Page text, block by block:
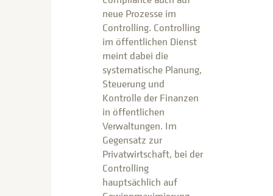
neue Prozesse im
Controlling. Controlling
im öffentlichen Dienst
meint dabei die
systematische Planung,
Steuerung und
Kontrolle der Finanzen
in öffentlichen
Verwaltungen. Im
Gegensatz zur
Privatwirtschaft, bei der
Controlling
hauptsächlich auf